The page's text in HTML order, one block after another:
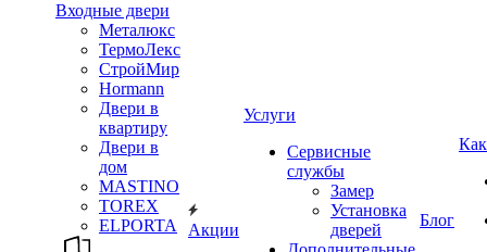
Входные двери
Металюкс
ТермоЛекс
СтройМир
Hormann
Двери в
квартиру
Двери в
дом
MASTINO
TOREX
ELPORTA
Акции
Услуги
Сервисные
службы
Замер
Установка
дверей
Блог